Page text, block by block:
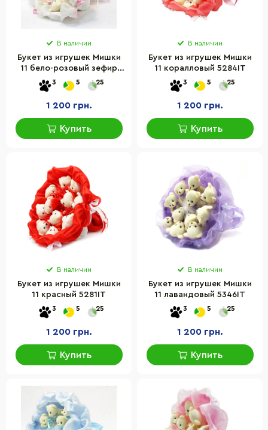
В наличии
Букет из игрушек Мишки
11 бело-розовый зефир
5286IT
3 5 25
1 200 грн.
Купить
В наличии
Букет из игрушек Мишки
11 коралловый 5284IT
3 5 25
1 200 грн.
Купить
В наличии
Букет из игрушек Мишки
11 красный 5281IT
3 5 25
1 200 грн.
Купить
В наличии
Букет из игрушек Мишки
11 лавандовый 5346IT
3 5 25
1 200 грн.
Купить